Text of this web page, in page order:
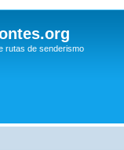
rutas de senderismo